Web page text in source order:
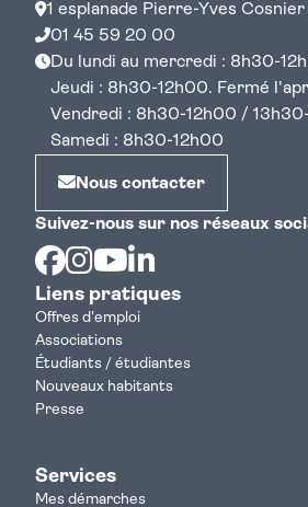
1 esplanade Pierre-Yves
01 45 59 20 00
Du lundi au mercredi : 8h30-
Jeudi : 8h30-12h00. Fermé
Vendredi : 8h30-12h00 /
Samedi : 8h30-12h00
Nous contacter
Suivez-nous sur nos réseaux
Facebook
Instagram
Youtube
Liens pratiques
Offres d'emploi
Associations
Étudiants / étudiantes
Nouveaux habitants
Presse
Services
Mes démarches